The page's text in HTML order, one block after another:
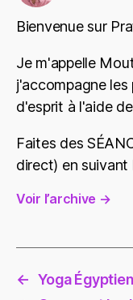
Bienvenue sur
Je m'appelle
j'accompagne les
d'esprit à l'aide
Faites des
direct) en suivant
Voir l’archive →
← Yoga Égyptien